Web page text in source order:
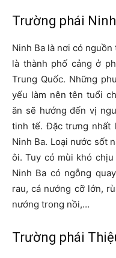
Trường phái
Ninh Ba là nơi có
là thành phố cảng ở
Trung Quốc. Những
yếu làm nên tên tuổi
ăn sẽ hướng đến vị
tinh tế. Đặc trưng nhất
Ninh Ba. Loại nước sốt
ôi. Tuy có mùi khó
Ninh Ba có ngỗng
rau, cá nướng cỡ lớn,
nướng trong nồi,…
Trường phái